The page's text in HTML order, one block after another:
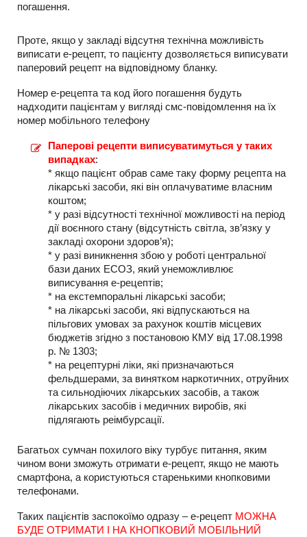
погашення.
Проте, якщо у закладі відсутня технічна можливість
виписати е-рецепт, то пацієнту дозволяється виписувати
паперовий рецепт на відповідному бланку.
Номер е-рецепта та код його погашення будуть
надходити пацієнтам у вигляді смс-повідомлення на їх
номер мобільного телефону
Паперові рецепти виписуватимуться у таких
випадках:
* якщо пацієнт обрав саме таку форму рецепта на
лікарські засоби, які він оплачуватиме власним
коштом;
* у разі відсутності технічної можливості на період
дії воєнного стану (відсутність світла, зв’язку у
закладі охорони здоров’я);
* у разі виникнення збою у роботі центральної
бази даних ЕСОЗ, який унеможливлює
виписування е-рецептів;
* на екстемпоральні лікарські засоби;
* на лікарські засоби, які відпускаються на
пільгових умовах за рахунок коштів місцевих
бюджетів згідно з постановою КМУ від 17.08.1998
р. № 1303;
* на рецептурні ліки, які призначаються
фельдшерами, за винятком наркотичних, отруйних
та сильнодіючих лікарських засобів, а також
лікарських засобів і медичних виробів, які
підлягають реімбурсації.
Багатьох сумчан похилого віку турбує питання, яким
чином вони зможуть отримати е-рецепт, якщо не мають
смартфона, а користуються старенькими кнопковими
телефонами.
Таких пацієнтів заспокоїмо одразу – е-рецепт МОЖНА
БУДЕ ОТРИМАТИ І НА КНОПКОВИЙ МОБІЛЬНИЙ